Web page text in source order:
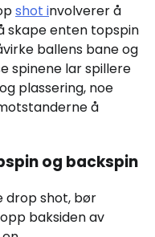
shot involverer å
skape enten topspin
ballens bane og
spinene lar spillere
plassering, noe
å
og backspin
drop shot, bør
baksiden av